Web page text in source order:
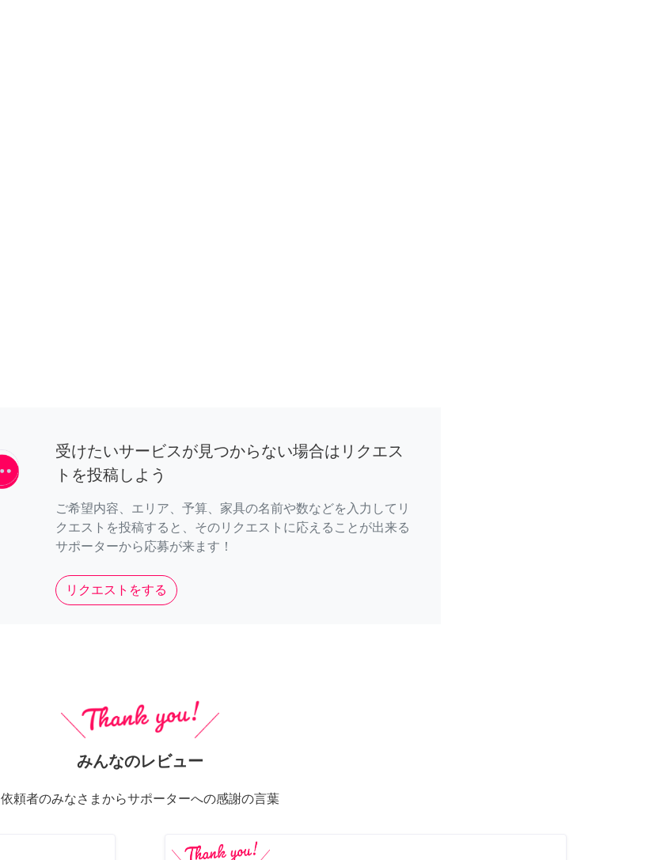
受けたいサービスが見つからない場合はリクエス
トを投稿しよう
ご希望内容、エリア、予算、家具の名前や数などを入力してリ
クエストを投稿すると、そのリクエストに応えることが出来る
サポーターから応募が来ます！
リクエストをする
みんなのレビュー
依頼者のみなさまからサポーターへの感謝の言葉